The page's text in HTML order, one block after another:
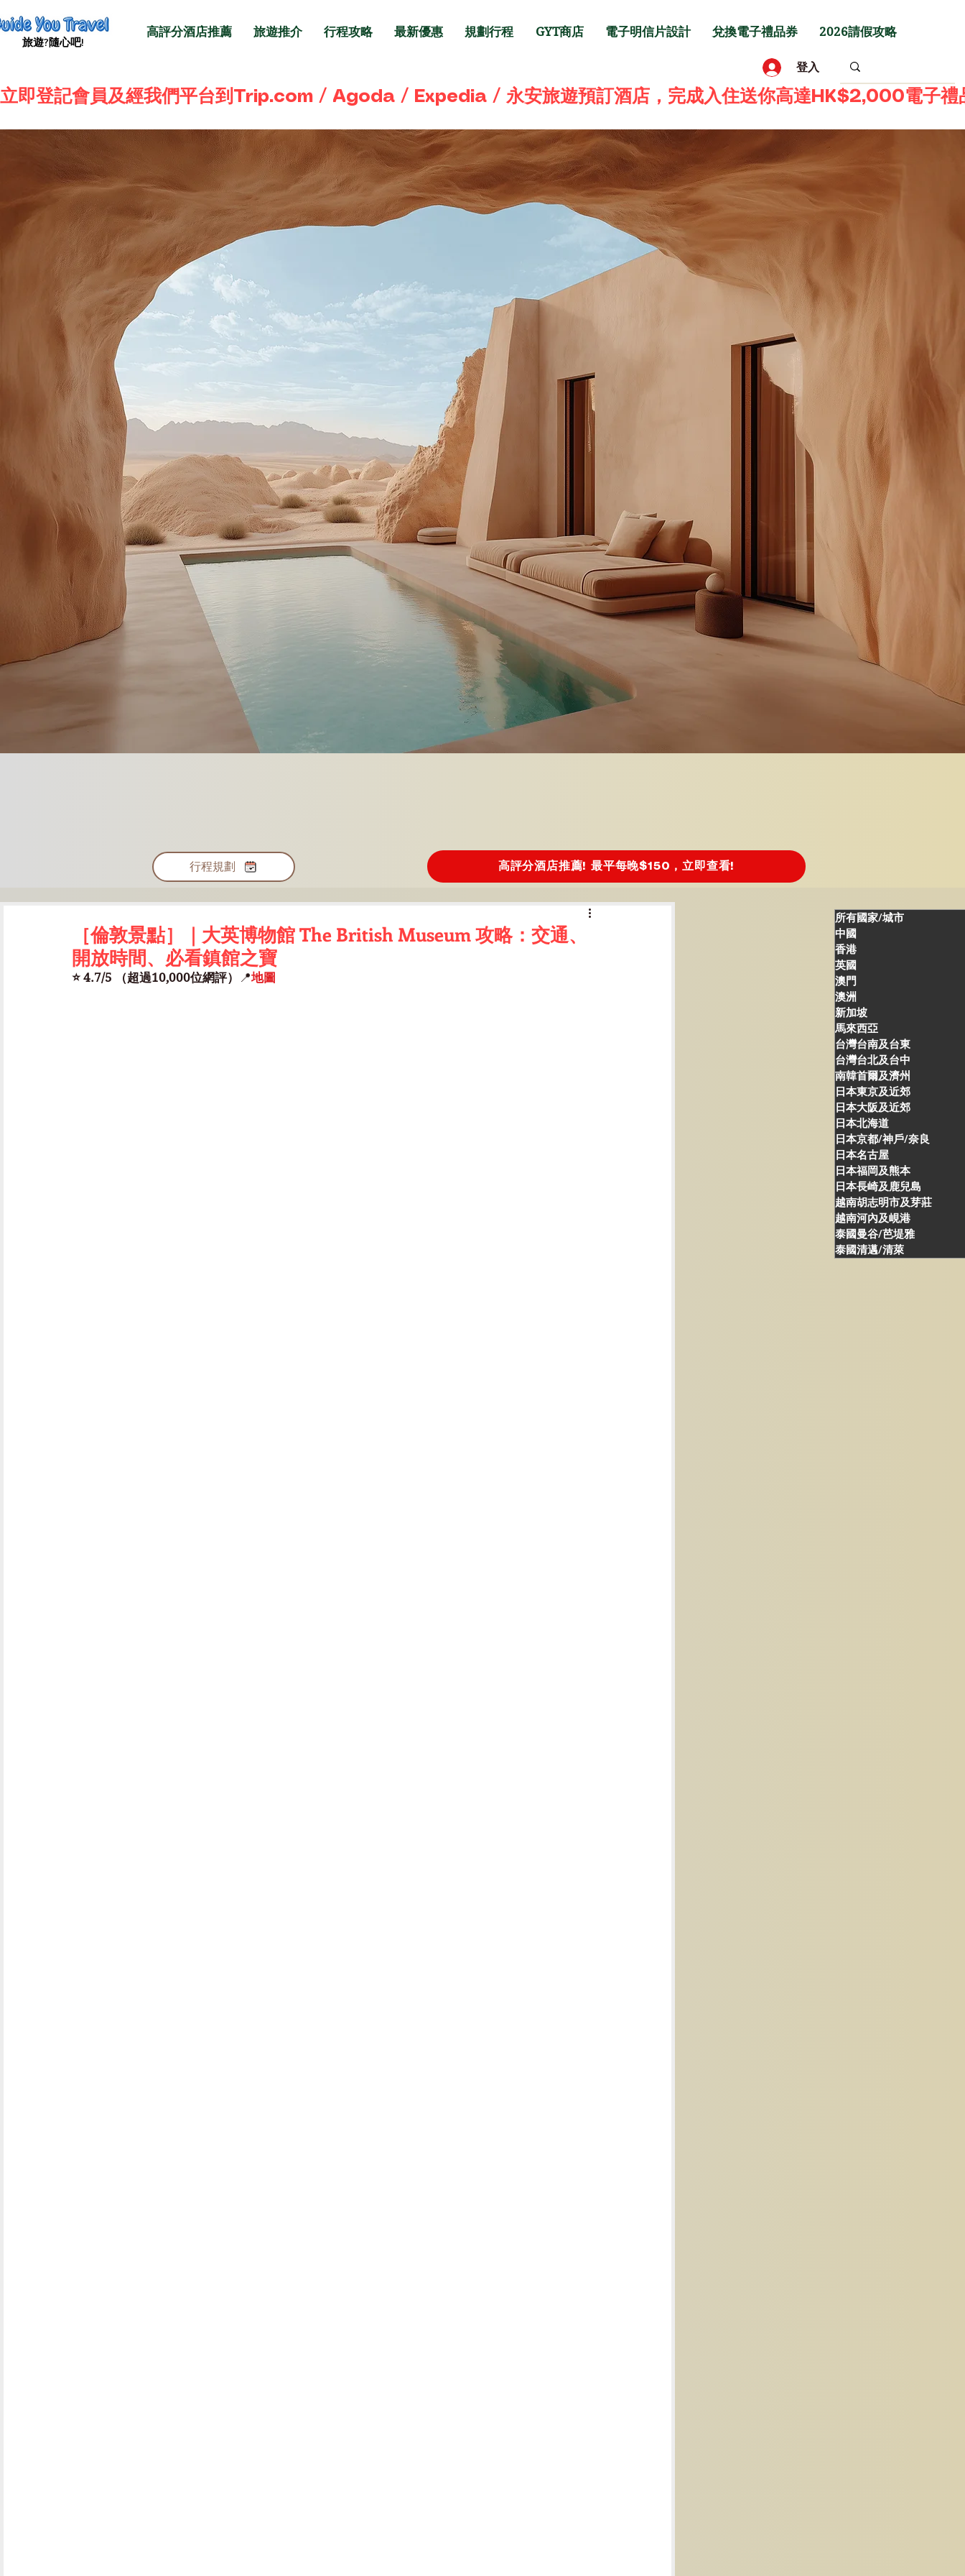
旅遊​?隨心吧!
高評分酒店推薦 旅遊推介 行程攻略 最新優惠 規劃行程 GYT商店 電子明信片設計 兌換電子禮品券 2026請假攻略
登入
立即登記會員及經我們平台到Trip.com / Agoda / Expedia / 永安旅遊預訂酒店，完成入住送你高達HK$2,000電子禮
行程規劃 高評分酒店推薦! 最平每晚$150，立即查看!
［倫敦景點］｜大英博物館 The British Museum 攻略：交通、
開放時間、必看鎮館之寶
⭐️ 4.7/5 （超過10,000位網評） 📍地圖
所有國家/城市
中國
香港
英國
澳門
澳洲
新加坡
馬來西亞
台灣台南及台東
台灣台北及台中
南韓首爾及濟州
日本東京及近郊
日本大阪及近郊
日本北海道
日本京都/神戶/奈良
日本名古屋
日本福岡及熊本
日本長崎及鹿兒島
越南胡志明市及芽莊
越南河內及峴港
泰國曼谷/芭堤雅
泰國清邁/清萊